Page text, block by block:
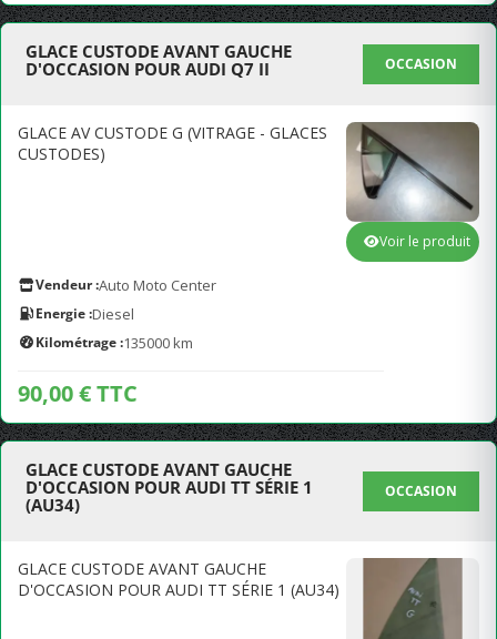
GLACE CUSTODE AVANT GAUCHE
D'OCCASION POUR AUDI Q7 II
OCCASION
GLACE AV CUSTODE G (VITRAGE - GLACES
CUSTODES)
Vendeur :Auto Moto Center
Energie :Diesel
Kilométrage :135000 km
90,00 € TTC
Voir le produit
GLACE CUSTODE AVANT GAUCHE
D'OCCASION POUR AUDI TT SÉRIE 1
(AU34)
OCCASION
GLACE CUSTODE AVANT GAUCHE
D'OCCASION POUR AUDI TT SÉRIE 1 (AU34)